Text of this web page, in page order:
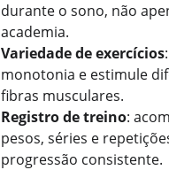
durante o sono, não
academia.
Variedade de exercícios
monotonia e estimule
fibras musculares.
Registro de treino:
pesos, séries e
progressão consistente.